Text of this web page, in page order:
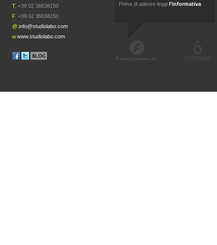
T. +39 02 36638150
F. +39 02 36638150
@. info@studiolabo.com
w.www.studiolabo.com
Prima di aderire leggi l’informativa